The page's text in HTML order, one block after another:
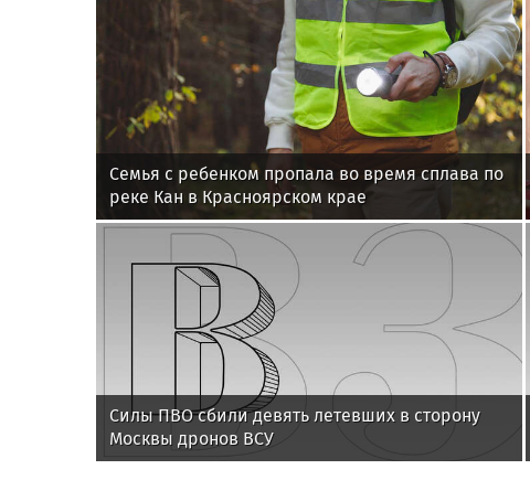
Семья с ребенком пропала во время сплава по
реке Кан в Красноярском крае
Силы ПВО сбили девять летевших в сторону
Москвы дронов ВСУ